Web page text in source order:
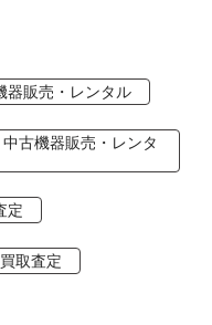
販売・レンタル
古機器販売・レンタ
定
取査定